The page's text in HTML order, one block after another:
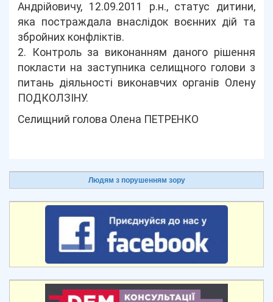
Андрійовичу, 12.09.2011 р.н., статус дитини,
яка постраждала внаслідок воєнних дій та
збройних конфліктів.
2. Контроль за виконанням даного рішення
покласти на заступника селищного голови з
питань діяльності виконавчих органів Олену
ПОДКОЛЗІНУ.
Селищний голова Олена ПЕТРЕНКО
Людям з порушенням зору